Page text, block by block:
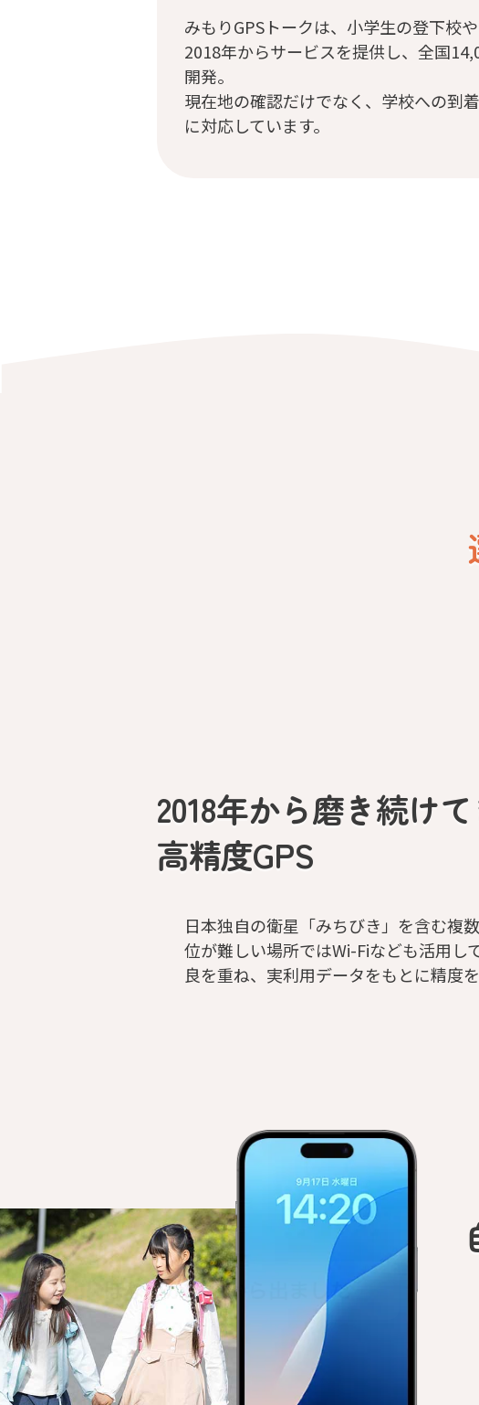
みもりGPSトークは、小学生の登下校
2018年からサービスを提供し、全国
開発。
現在地の確認だけでなく、学校への到
に対応しています。
2018年から磨き続け
高精度GPS
日本独自の衛星「みちびき」を含む複
位が難しい場所ではWi-Fiなども活用し
良を重ね、実利用データをもとに精度